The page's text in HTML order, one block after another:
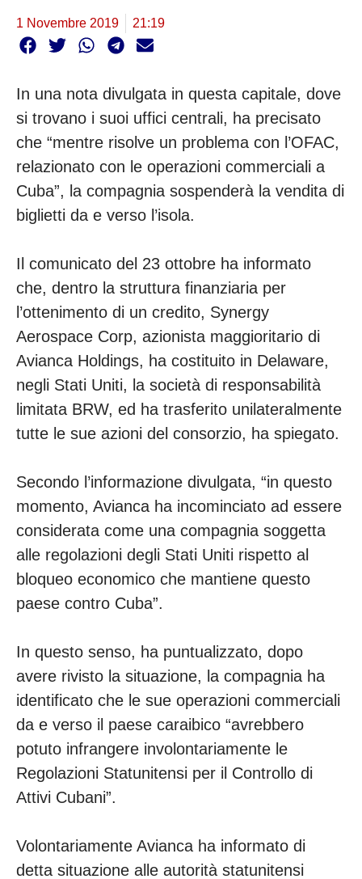
1 Novembre 2019 21:19
In una nota divulgata in questa capitale, dove
si trovano i suoi uffici centrali, ha precisato
che “mentre risolve un problema con l’OFAC,
relazionato con le operazioni commerciali a
Cuba”, la compagnia sospenderà la vendita di
biglietti da e verso l’isola.
Il comunicato del 23 ottobre ha informato
che, dentro la struttura finanziaria per
l’ottenimento di un credito, Synergy
Aerospace Corp, azionista maggioritario di
Avianca Holdings, ha costituito in Delaware,
negli Stati Uniti, la società di responsabilità
limitata BRW, ed ha trasferito unilateralmente
tutte le sue azioni del consorzio, ha spiegato.
Secondo l’informazione divulgata, “in questo
momento, Avianca ha incominciato ad essere
considerata come una compagnia soggetta
alle regolazioni degli Stati Uniti rispetto al
bloqueo economico che mantiene questo
paese contro Cuba”.
In questo senso, ha puntualizzato, dopo
avere rivisto la situazione, la compagnia ha
identificato che le sue operazioni commerciali
da e verso il paese caraibico “avrebbero
potuto infrangere involontariamente le
Regolazioni Statunitensi per il Controllo di
Attivi Cubani”.
Volontariamente Avianca ha informato di
detta situazione alle autorità statunitensi